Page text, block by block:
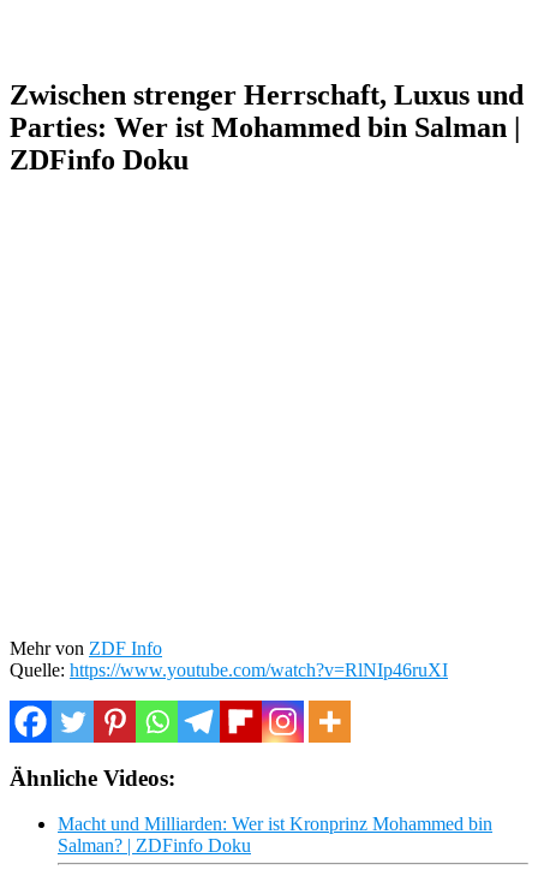
Zwischen strenger Herrschaft, Luxus und
Parties: Wer ist Mohammed bin Salman |
ZDFinfo Doku
Mehr von ZDF Info
Quelle: https://www.youtube.com/watch?v=RlNIp46ruXI
Ähnliche Videos:
Macht und Milliarden: Wer ist Kronprinz Mohammed bin
Salman? | ZDFinfo Doku